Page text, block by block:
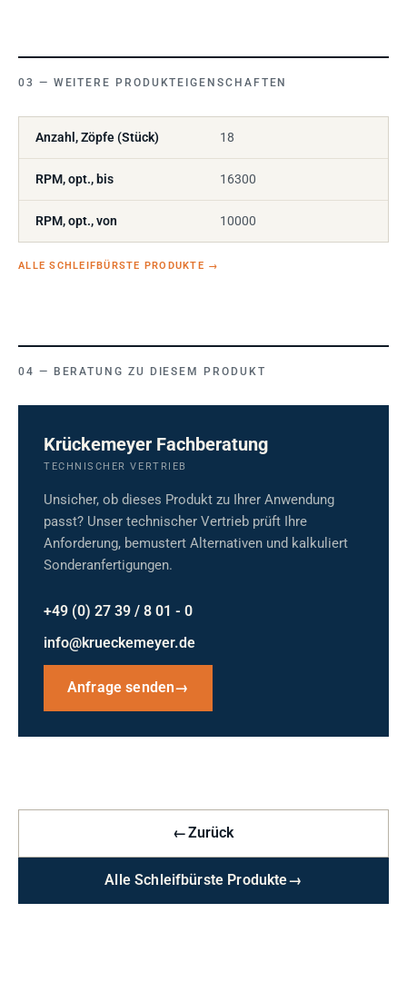
WEITERE PRODUKTEIGENSCHAFTEN
Anzahl, Zöpfe (Stück) 18
RPM, opt., bis 16300
RPM, opt., von 10000
ALLE SCHLEIFBÜRSTE PRODUKTE →
BERATUNG ZU DIESEM PRODUKT
Krückemeyer Fachberatung
TECHNISCHER VERTRIEB
Unsicher, ob dieses Produkt zu Ihrer Anwendung
passt? Unser technischer Vertrieb prüft Ihre
Anforderung, bemustert Alternativen und kalkuliert
Sonderanfertigungen.
+49 (0) 27 39 / 8 01 - 0
info@krueckemeyer.de
Anfrage senden→
←Zurück
Alle Schleifbürste Produkte→